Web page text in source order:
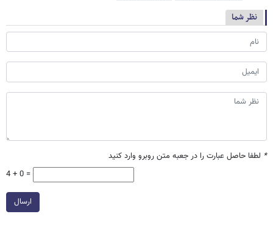
نظر شما
* لطفا حاصل عبارت را در جعبه متن روبرو وارد کنید
4 + 0 =
ارسال